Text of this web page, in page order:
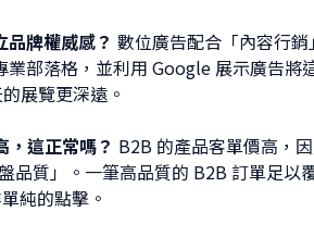
牌權威感？ 數位廣告配合「內容行
部落格，並利用 Google 展示廣告將
展覽更深遠。
，這正常嗎？ B2B 的產品客單價高，
品質」。一筆高品質的 B2B 訂單足以
純的點擊。